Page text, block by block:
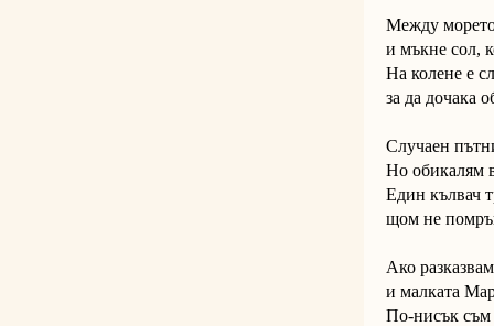
Между
и мъкне сол,
На колене е
за да дочака
Случаен
Но обикалям
Един кълвач
щом не
Ако
и малката
По-нисък съм